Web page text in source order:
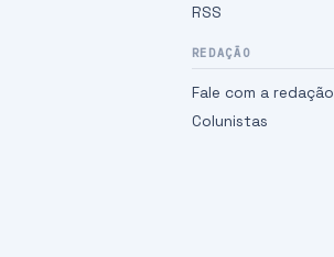
RSS
REDAÇÃO
Fale com a redação
Colunistas